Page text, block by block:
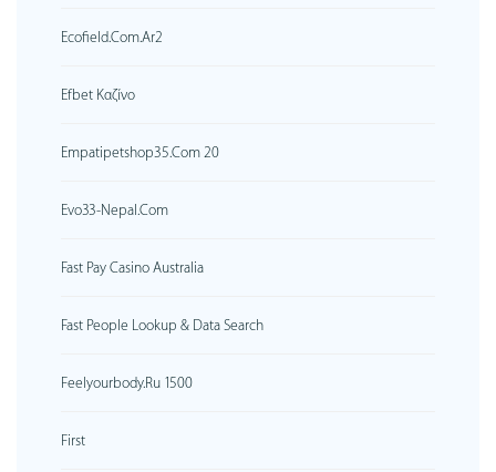
Ecofield.com.ar2
Efbet Καζίνο
Empatipetshop35.com 20
Evo33-Nepal.com
Fast Pay Casino Australia
Fast People Lookup & Data Search
Feelyourbody.ru 1500
First